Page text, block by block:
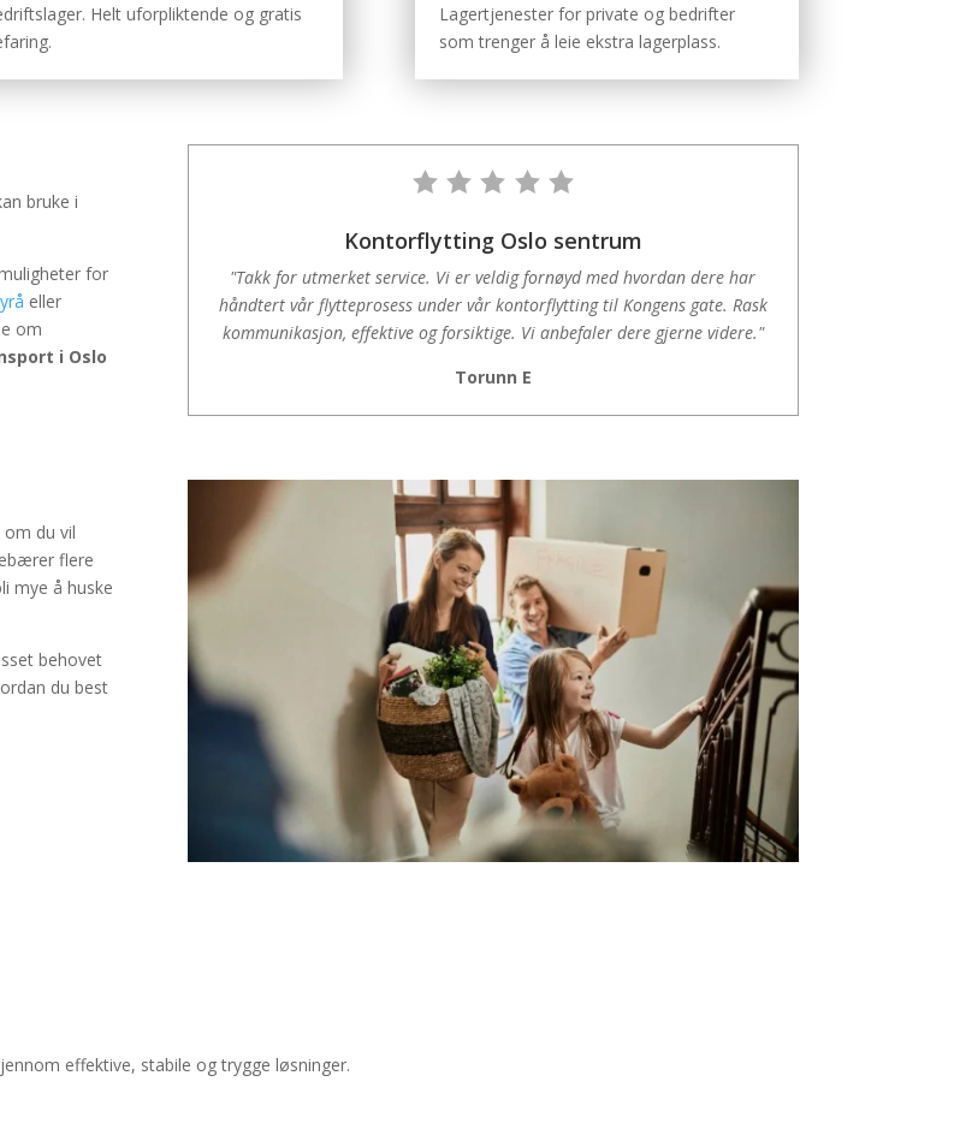
Helt uforpliktende og gratis
Lagertjenester for private og bedrifter
som trenger å leie ekstra lagerplass.
bruke i
for
eller
om
i Oslo
Kontorflytting Oslo sentrum
"Takk for utmerket service. Vi er veldig fornøyd med hvordan dere har
håndtert vår flytteprosess under vår kontorflytting til Kongens gate. Rask
kommunikasjon, effektive og forsiktige. Vi anbefaler dere gjerne videre."
Torunn E
du vil
flere
mye å huske
behovet
du best
effektive, stabile og trygge løsninger.